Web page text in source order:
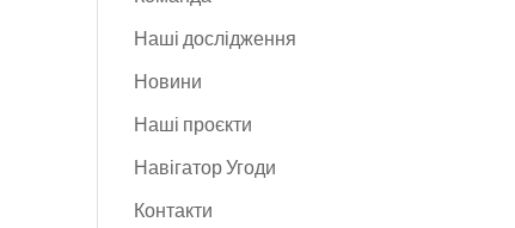
Наші дослідження
Новини
Наші проєкти
Навігатор Угоди
Контакти